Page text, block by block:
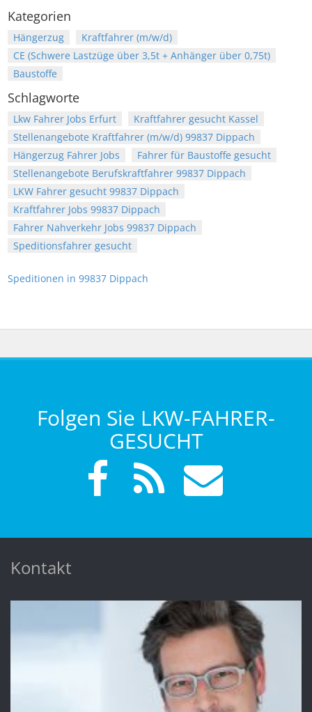
Kategorien
Hängerzug
Kraftfahrer (m/w/d)
CE (Schwere Lastzüge über 3,5t + Anhänger über 0,75t)
Baustoffe
Schlagworte
Lkw Fahrer Jobs Erfurt
Kraftfahrer gesucht Kassel
Stellenangebote Kraftfahrer (m/w/d) 99837 Dippach
Hängerzug Fahrer Jobs
Fahrer für Baustoffe gesucht
Stellenangebote Berufskraftfahrer 99837 Dippach
LKW Fahrer gesucht 99837 Dippach
Kraftfahrer Jobs 99837 Dippach
Fahrer Nahverkehr Jobs 99837 Dippach
Speditionsfahrer gesucht
Speditionen in 99837 Dippach
Folgen Sie LKW-FAHRER-
GESUCHT
Kontakt